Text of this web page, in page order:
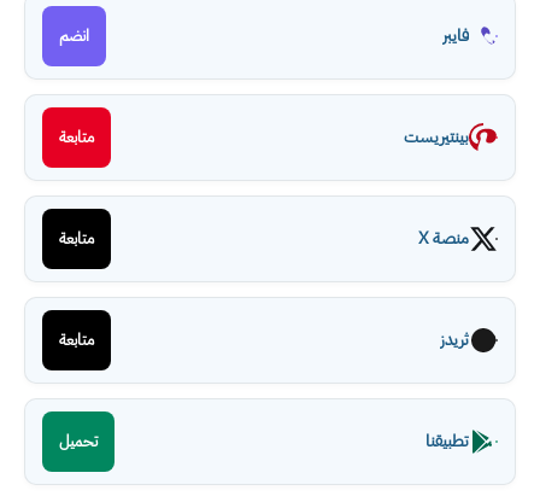
فايبر انضم
بينتيريست متابعة
منصة X متابعة
ثريدز متابعة
تطبيقنا تحميل